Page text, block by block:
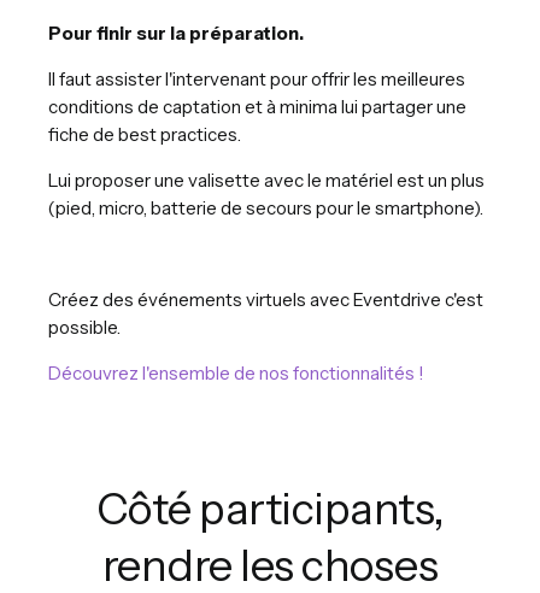
Pour finir sur la préparation.
Il faut assister l'intervenant pour offrir les meilleures
conditions de captation et à minima lui partager une
fiche de best practices.
Lui proposer une valisette avec le matériel est un plus
(pied, micro, batterie de secours pour le smartphone).
Créez des événements virtuels avec Eventdrive c'est
possible.
Découvrez l'ensemble de nos fonctionnalités !
Côté participants,
rendre les choses